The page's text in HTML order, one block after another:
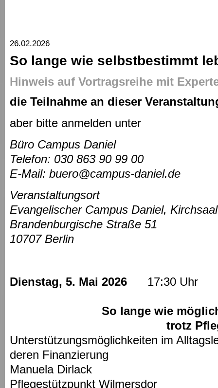
26.02.2026
So lange wie selbstbestimmt
Hinweis auf Vortragsreihe mit
die Teilnahme an dieser
aber bitte anmelden unter
Büro Campus Daniel
Telefon: 030 863 90 99 00
E-Mail: buero@campus-daniel.de
Veranstaltungsort
Evangelischer Campus Daniel,
Brandenburgische Straße 51
10707 Berlin
Dienstag, 5. Mai 2026 17:30 Uhr
So lange wie
trotz
Unterstützungsmöglichkeiten im
deren Finanzierung
Manuela Dirlack
Pflegestützpunkt Wilmersdor